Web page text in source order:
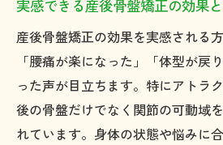
実感できる産後骨盤矯正の効果
産後骨盤矯正の効果を実感される
「腰痛が楽になった」「体型が戻
った声が目立ちます。特にアトラ
後の骨盤だけでなく関節の可動域
れています。身体の状態や悩みに